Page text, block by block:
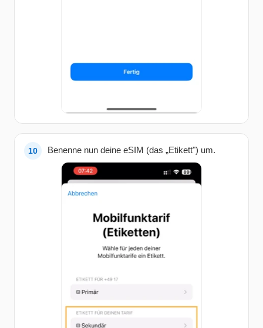
Benenne nun deine eSIM (das „Etikett") um.